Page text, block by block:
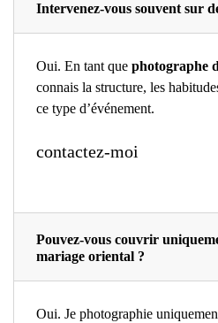
Intervenez-vous souvent sur
Oui. En tant que photographe
connais la structure, les
ce type d’événement.
contactez-moi
Pouvez-vous couvrir
mariage oriental ?
Oui. Je photographie